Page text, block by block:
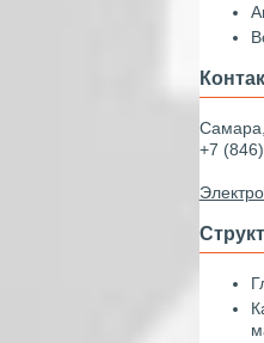
+7